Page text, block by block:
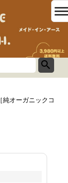
オーガニックコ